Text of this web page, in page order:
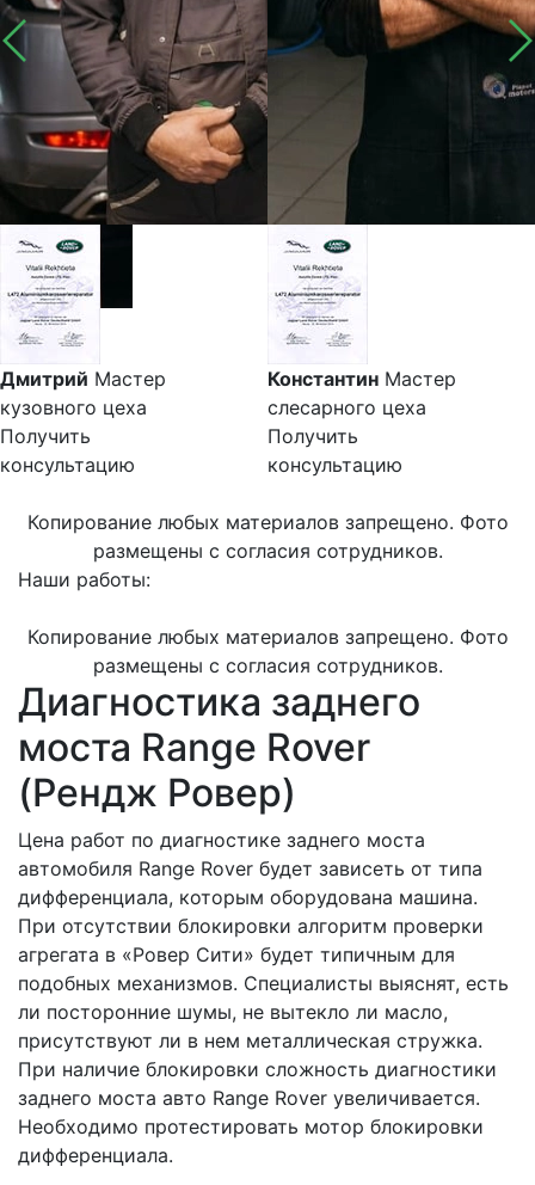
Дмитрий Мастер
кузовного цеха
Получить
консультацию
Константин Мастер
слесарного цеха
Получить
консультацию
Копирование любых материалов запрещено. Фото
размещены с согласия сотрудников.
Наши работы:
Копирование любых материалов запрещено. Фото
размещены с согласия сотрудников.
Диагностика заднего
моста Range Rover
(Рендж Ровер)
Цена работ по диагностике заднего моста
автомобиля Range Rover будет зависеть от типа
дифференциала, которым оборудована машина.
При отсутствии блокировки алгоритм проверки
агрегата в «Ровер Сити» будет типичным для
подобных механизмов. Специалисты выяснят, есть
ли посторонние шумы, не вытекло ли масло,
присутствуют ли в нем металлическая стружка.
При наличие блокировки сложность диагностики
заднего моста авто Range Rover увеличивается.
Необходимо протестировать мотор блокировки
дифференциала.